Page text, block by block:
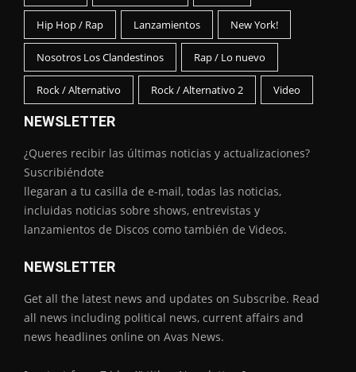
Hip Hop / Rap Lanzamientos New York!
Nosotros Los Clandestinos Rap / Lo nuevo
Rock / Alternativo Rock / Alternativo 2 Video
NEWSLETTER
¿Queres recibir las últimas noticias y actualizaciones?
Suscribiéndote
llegaran a tu casilla de e-mail, todas las noticias,
incluidas noticias sobre shows, entrevistas y
lanzamientos de Discos como también de Videos.
NEWSLETTER
Get all the latest news and updates on Subscribe. Read
all news including political news, current affairs and
news headlines online on Avas News.